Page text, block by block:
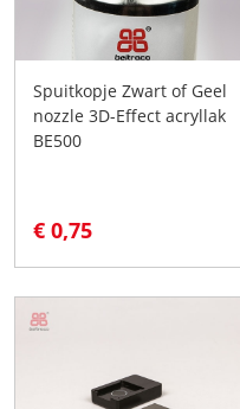
Spuitkopje Zwart of Geel
nozzle 3D-Effect acryllak
BE500
€ 0,75